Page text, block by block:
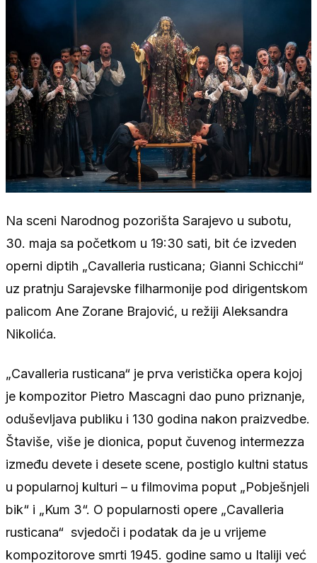
Na sceni Narodnog pozorišta Sarajevo u subotu,
30. maja sa početkom u 19:30 sati, bit će izveden
operni diptih „Cavalleria rusticana; Gianni Schicchi“
uz pratnju Sarajevske filharmonije pod dirigentskom
palicom Ane Zorane Brajović, u režiji Aleksandra
Nikolića.
„Cavalleria rusticana“ je prva veristička opera kojoj
je kompozitor Pietro Mascagni dao puno priznanje,
oduševljava publiku i 130 godina nakon praizvedbe.
Štaviše, više je dionica, poput čuvenog intermezza
između devete i desete scene, postiglo kultni status
u popularnoj kulturi – u filmovima poput „Pobješnjeli
bik“ i „Kum 3“. O popularnosti opere „Cavalleria
rusticana“ svjedoči i podatak da je u vrijeme
kompozitorove smrti 1945. godine samo u Italiji već